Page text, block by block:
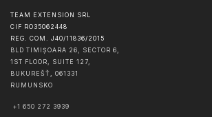
TEAM EXTENSION SRL
CIF RO35062448
REG. COM. J40/11836/2015
BLD TIMIȘOARA 26, SECTOR 6,
1ST FLOOR, SUITE 127,
BUKUREŠŤ
061331
RUMUNSKO
+1 650 272 3939